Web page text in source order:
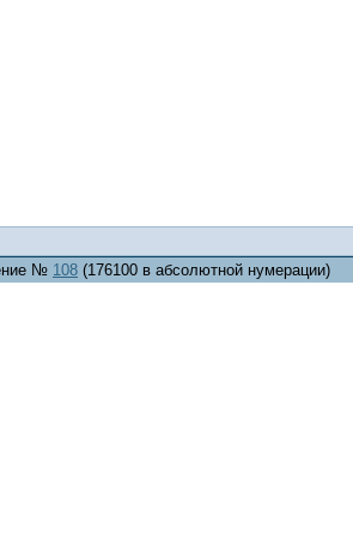
№ 108 (176100 в абсолютной нумерации)